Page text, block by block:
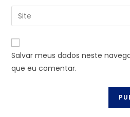
Salvar meus dados neste
que eu comentar.